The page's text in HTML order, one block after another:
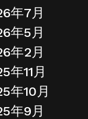
年7月
年5月
年2月
年11月
年10月
年9月